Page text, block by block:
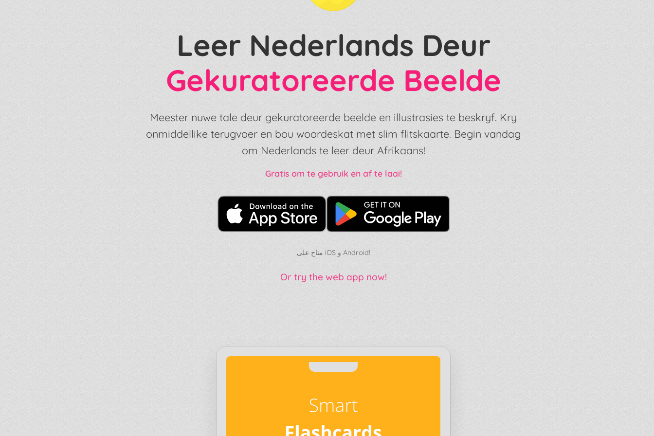
Leer Nederlands Deur
Gekuratoreerde Beelde
Meester nuwe tale deur gekuratoreerde beelde en illustrasies te beskryf. Kry
onmiddellike terugvoer en bou woordeskat met slim flitskaarte. Begin vandag
om Nederlands te leer deur Afrikaans!
Gratis om te gebruik en af te laai!
متاح على iOS و Android!
Or try the web app now!